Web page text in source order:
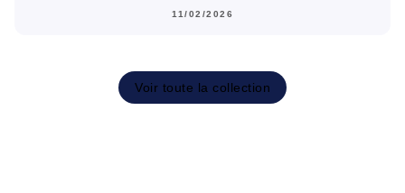
11/02/2026
Voir toute la collection